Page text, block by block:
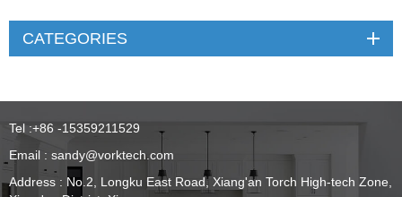
CADR(煙): 200m3/h 力：
220V モーター： ACモーター
サイズ： ∮ 220mm&times;高
明書 ： CE、GS、CETL、
Rohs対応中。 フィルター：
複合（H13 HEPAフィルター
＋活性炭フィルター＋プレフ
して休める；3ブロック風ス
ピード、タイミングコントロ
ール
CATEGORIES
Tel :+86 -15359211529
Email : sandy@vorktech.com
Address : No.2, Longku East Road, Xiang'an Torch High-tech Zone,